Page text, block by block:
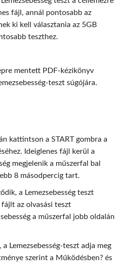
fájl, annál pontosabb az
ki kell választania az 5GB
teszthez.
mentett PDF-kézikönyv
teszt súgójára.
kattintson a START gombra a
Ideiglenes fájl kerül a
megjelenik a műszerfal bal
8 másodpercig tart.
a Lemezsebesség teszt
az olvasási teszt
a műszerfal jobb oldalán
Lemezsebesség-teszt adja meg
szerint a Működésben? és